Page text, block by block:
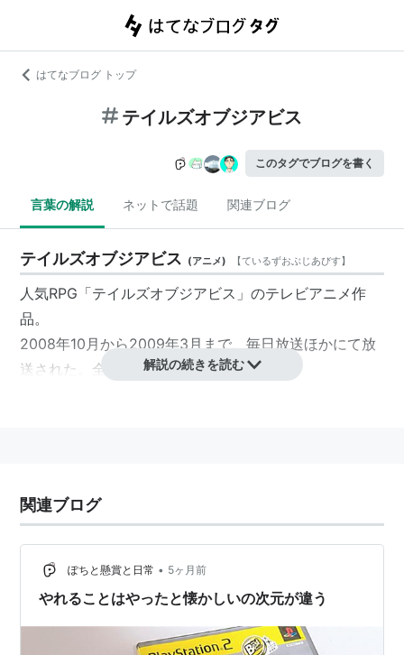
はてなブログ トップ
テイルズオブジアビス
このタグでブログを書く
言葉の解説 ネットで話題 関連ブログ
テイルズオブジアビス (アニメ) 【ているずおぶじあびす】
人気RPG「テイルズオブジアビス」のテレビアニメ作
品。
2008年10月から2009年3月まで、毎日放送ほかにて放
送された。全26話。
中部日本放送（CBC）：2008年10月4日〜2009年3
月28日 毎週土曜26:40〜27:10
TOKYO MX：2008年10月3日〜2009年3月27日 毎
週金曜21:00〜21:30
BS11デジタル：2008年10月31日〜2009年4月24日
アニマックス：2008年11月3日〜2009年5月11日 毎
解説の続きを読む
関連ブログ
ぽちと懸賞と日常 • 5ヶ月前
やれることはやったと懐かしいの次元が違う